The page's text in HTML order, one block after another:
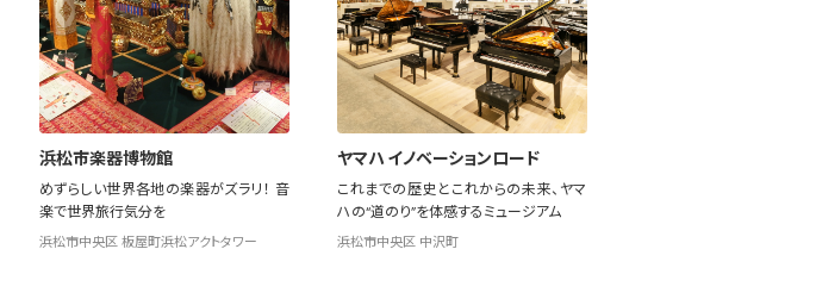
浜松市楽器博物館
めずらしい世界各地の楽器がズラリ！ 音
楽で世界旅行気分を
浜松市中央区 板屋町浜松アクトタワー
ヤマハ イノベーションロード
これまでの歴史とこれからの未来、ヤマ
ハの“道のり”を体感するミュージアム
浜松市中央区 中沢町